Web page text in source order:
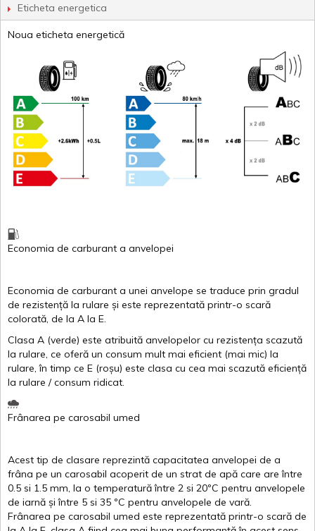
Eticheta energetica
Noua eticheta energetică
Economia de carburant a anvelopei
Economia de carburant a unei anvelope se traduce prin gradul
de rezistență la rulare și este reprezentată printr-o scară
colorată, de la A la E.
Clasa A (verde) este atribuită anvelopelor cu rezistența scazută
la rulare, ce oferă un consum mult mai eficient (mai mic) la
rulare,în timp ce E (roșu) este clasa cu cea mai scazută eficiență
la rulare /consum ridicat.
Frânarea pe carosabil umed
Acest tip de clasare reprezintă capacitatea anvelopei de a
frâna pe un carosabil acoperit de un strat de apă care areîntre
0.5 si 1.5 mm, la o temperatură între 2 si 20ºC pentru anvelopele
de iarnă și între 5 si 35 ºC pentru anvelopele de vară.
Frânarea pe carosabil umed este reprezentată printr-o scară de